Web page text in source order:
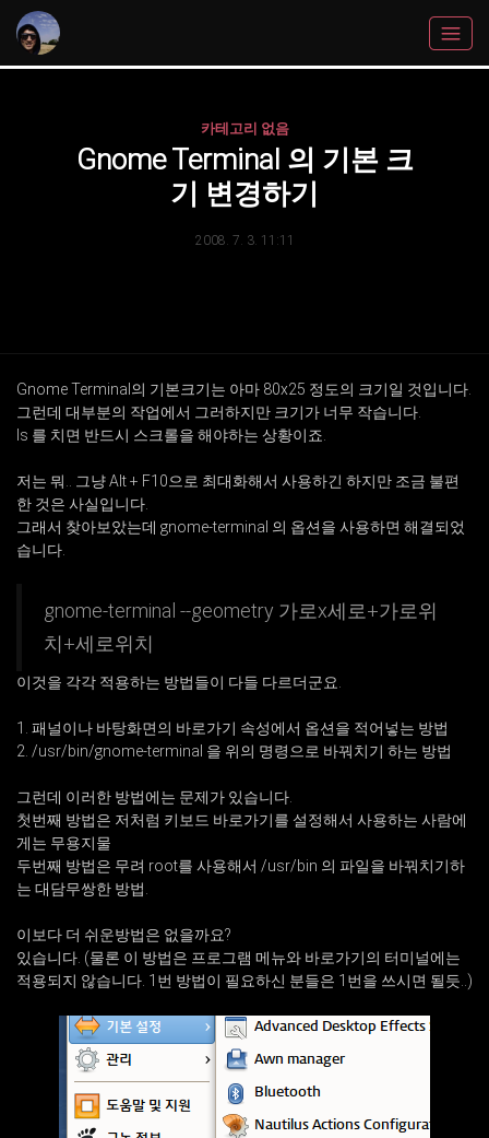
카테고리 없음
Gnome Terminal 의 기본 크
기 변경하기
2008. 7. 3. 11:11
Gnome Terminal의 기본크기는 아마 80x25 정도의 크기일 것입니다.
그런데 대부분의 작업에서 그러하지만 크기가 너무 작습니다.
ls 를 치면 반드시 스크롤을 해야하는 상황이죠.
저는 뭐.. 그냥 Alt + F10으로 최대화해서 사용하긴 하지만 조금 불편
한 것은 사실입니다.
그래서 찾아보았는데 gnome-terminal 의 옵션을 사용하면 해결되었
습니다.
gnome-terminal --geometry 가로x세로+가로위
치+세로위치
이것을 각각 적용하는 방법들이 다들 다르더군요.
1. 패널이나 바탕화면의 바로가기 속성에서 옵션을 적어넣는 방법
2. /usr/bin/gnome-terminal 을 위의 명령으로 바꿔치기 하는 방법
그런데 이러한 방법에는 문제가 있습니다.
첫번째 방법은 저처럼 키보드 바로가기를 설정해서 사용하는 사람에
게는 무용지물
두번째 방법은 무려 root를 사용해서 /usr/bin 의 파일을 바꿔치기하
는 대담무쌍한 방법.
이보다 더 쉬운방법은 없을까요?
있습니다. (물론 이 방법은 프로그램 메뉴와 바로가기의 터미널에는
적용되지 않습니다. 1번 방법이 필요하신 분들은 1번을 쓰시면 될듯..)